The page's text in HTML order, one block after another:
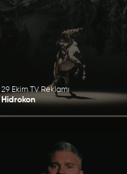
29 Ekim TV Reklamı
Hidrokon